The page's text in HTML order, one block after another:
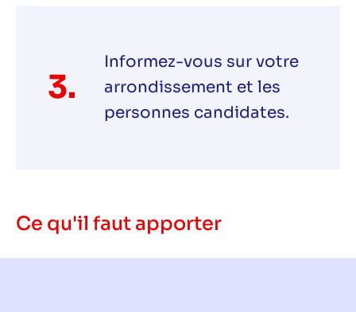
3.
Informez-vous sur votre
arrondissement et les
personnes candidates.
Ce qu'il faut apporter